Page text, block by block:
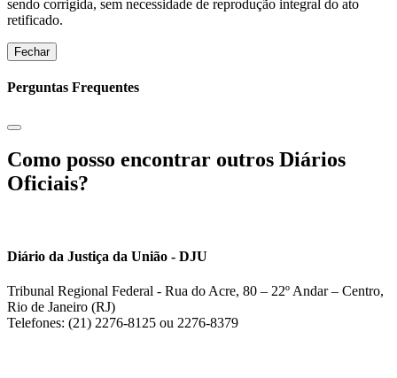
sendo corrigida, sem necessidade de reprodução integral do ato
retificado.
Fechar
Perguntas Frequentes
Como posso encontrar outros Diários
Oficiais?
Diário da Justiça da União - DJU
Tribunal Regional Federal - Rua do Acre, 80 – 22º Andar – Centro,
Rio de Janeiro (RJ)
Telefones: (21) 2276-8125 ou 2276-8379